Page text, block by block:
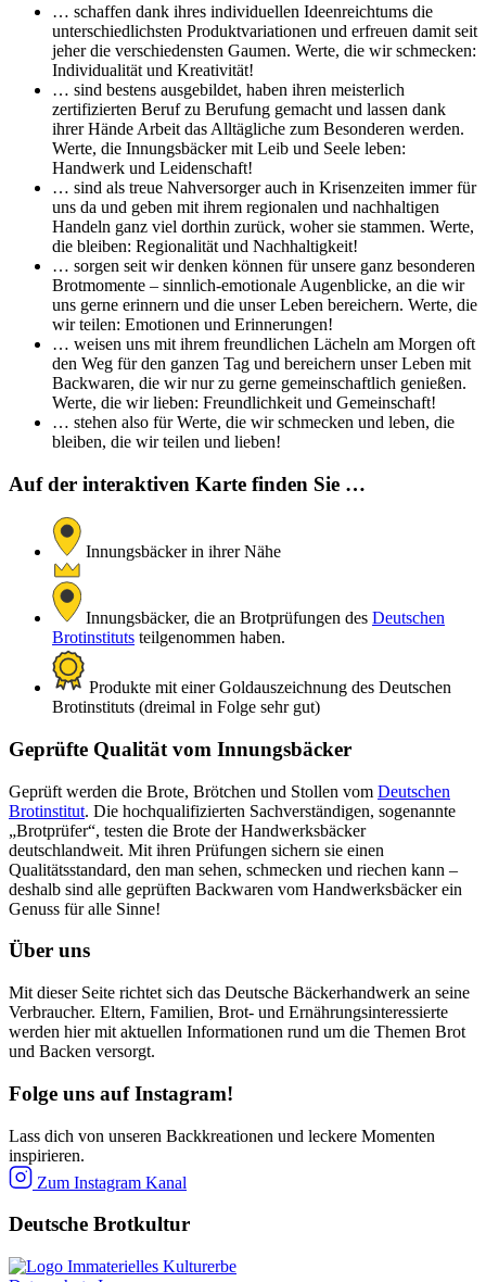
… schaffen dank ihres individuellen Ideenreichtums die
unterschiedlichsten Produktvariationen und erfreuen damit seit
jeher die verschiedensten Gaumen. Werte, die wir schmecken:
Individualität und Kreativität!
… sind bestens ausgebildet, haben ihren meisterlich
zertifizierten Beruf zu Berufung gemacht und lassen dank
ihrer Hände Arbeit das Alltägliche zum Besonderen werden.
Werte, die Innungsbäcker mit Leib und Seele leben:
Handwerk und Leidenschaft!
… sind als treue Nahversorger auch in Krisenzeiten immer für
uns da und geben mit ihrem regionalen und nachhaltigen
Handeln ganz viel dorthin zurück, woher sie stammen. Werte,
die bleiben: Regionalität und Nachhaltigkeit!
… sorgen seit wir denken können für unsere ganz besonderen
Brotmomente – sinnlich-emotionale Augenblicke, an die wir
uns gerne erinnern und die unser Leben bereichern. Werte, die
wir teilen: Emotionen und Erinnerungen!
… weisen uns mit ihrem freundlichen Lächeln am Morgen oft
den Weg für den ganzen Tag und bereichern unser Leben mit
Backwaren, die wir nur zu gerne gemeinschaftlich genießen.
Werte, die wir lieben: Freundlichkeit und Gemeinschaft!
… stehen also für Werte, die wir schmecken und leben, die
bleiben, die wir teilen und lieben!
Auf der interaktiven Karte finden Sie …
Innungsbäcker in ihrer Nähe
Innungsbäcker, die an Brotprüfungen des Deutschen
Brotinstituts teilgenommen haben.
Produkte mit einer Goldauszeichnung des Deutschen
Brotinstituts (dreimal in Folge sehr gut)
Geprüfte Qualität vom Innungsbäcker
Geprüft werden die Brote, Brötchen und Stollen vom Deutschen
Brotinstitut. Die hochqualifizierten Sachverständigen, sogenannte
„Brotprüfer“, testen die Brote der Handwerksbäcker
deutschlandweit. Mit ihren Prüfungen sichern sie einen
Qualitätsstandard, den man sehen, schmecken und riechen kann –
deshalb sind alle geprüften Backwaren vom Handwerksbäcker ein
Genuss für alle Sinne!
Über uns
Mit dieser Seite richtet sich das Deutsche Bäckerhandwerk an seine
Verbraucher. Eltern, Familien, Brot- und Ernährungsinteressierte
werden hier mit aktuellen Informationen rund um die Themen Brot
und Backen versorgt.
Folge uns auf Instagram!
Lass dich von unseren Backkreationen und leckere Momenten
inspirieren.
Zum Instagram Kanal
Deutsche Brotkultur